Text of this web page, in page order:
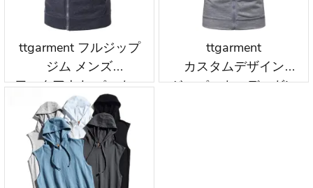
ttgarment フルジップ
ジム メンズ
ワークアウト パーカー
フィットネス
スポーツウェア
wkh004
ttgarment
カスタムデザイン
ジッパーカーディガン